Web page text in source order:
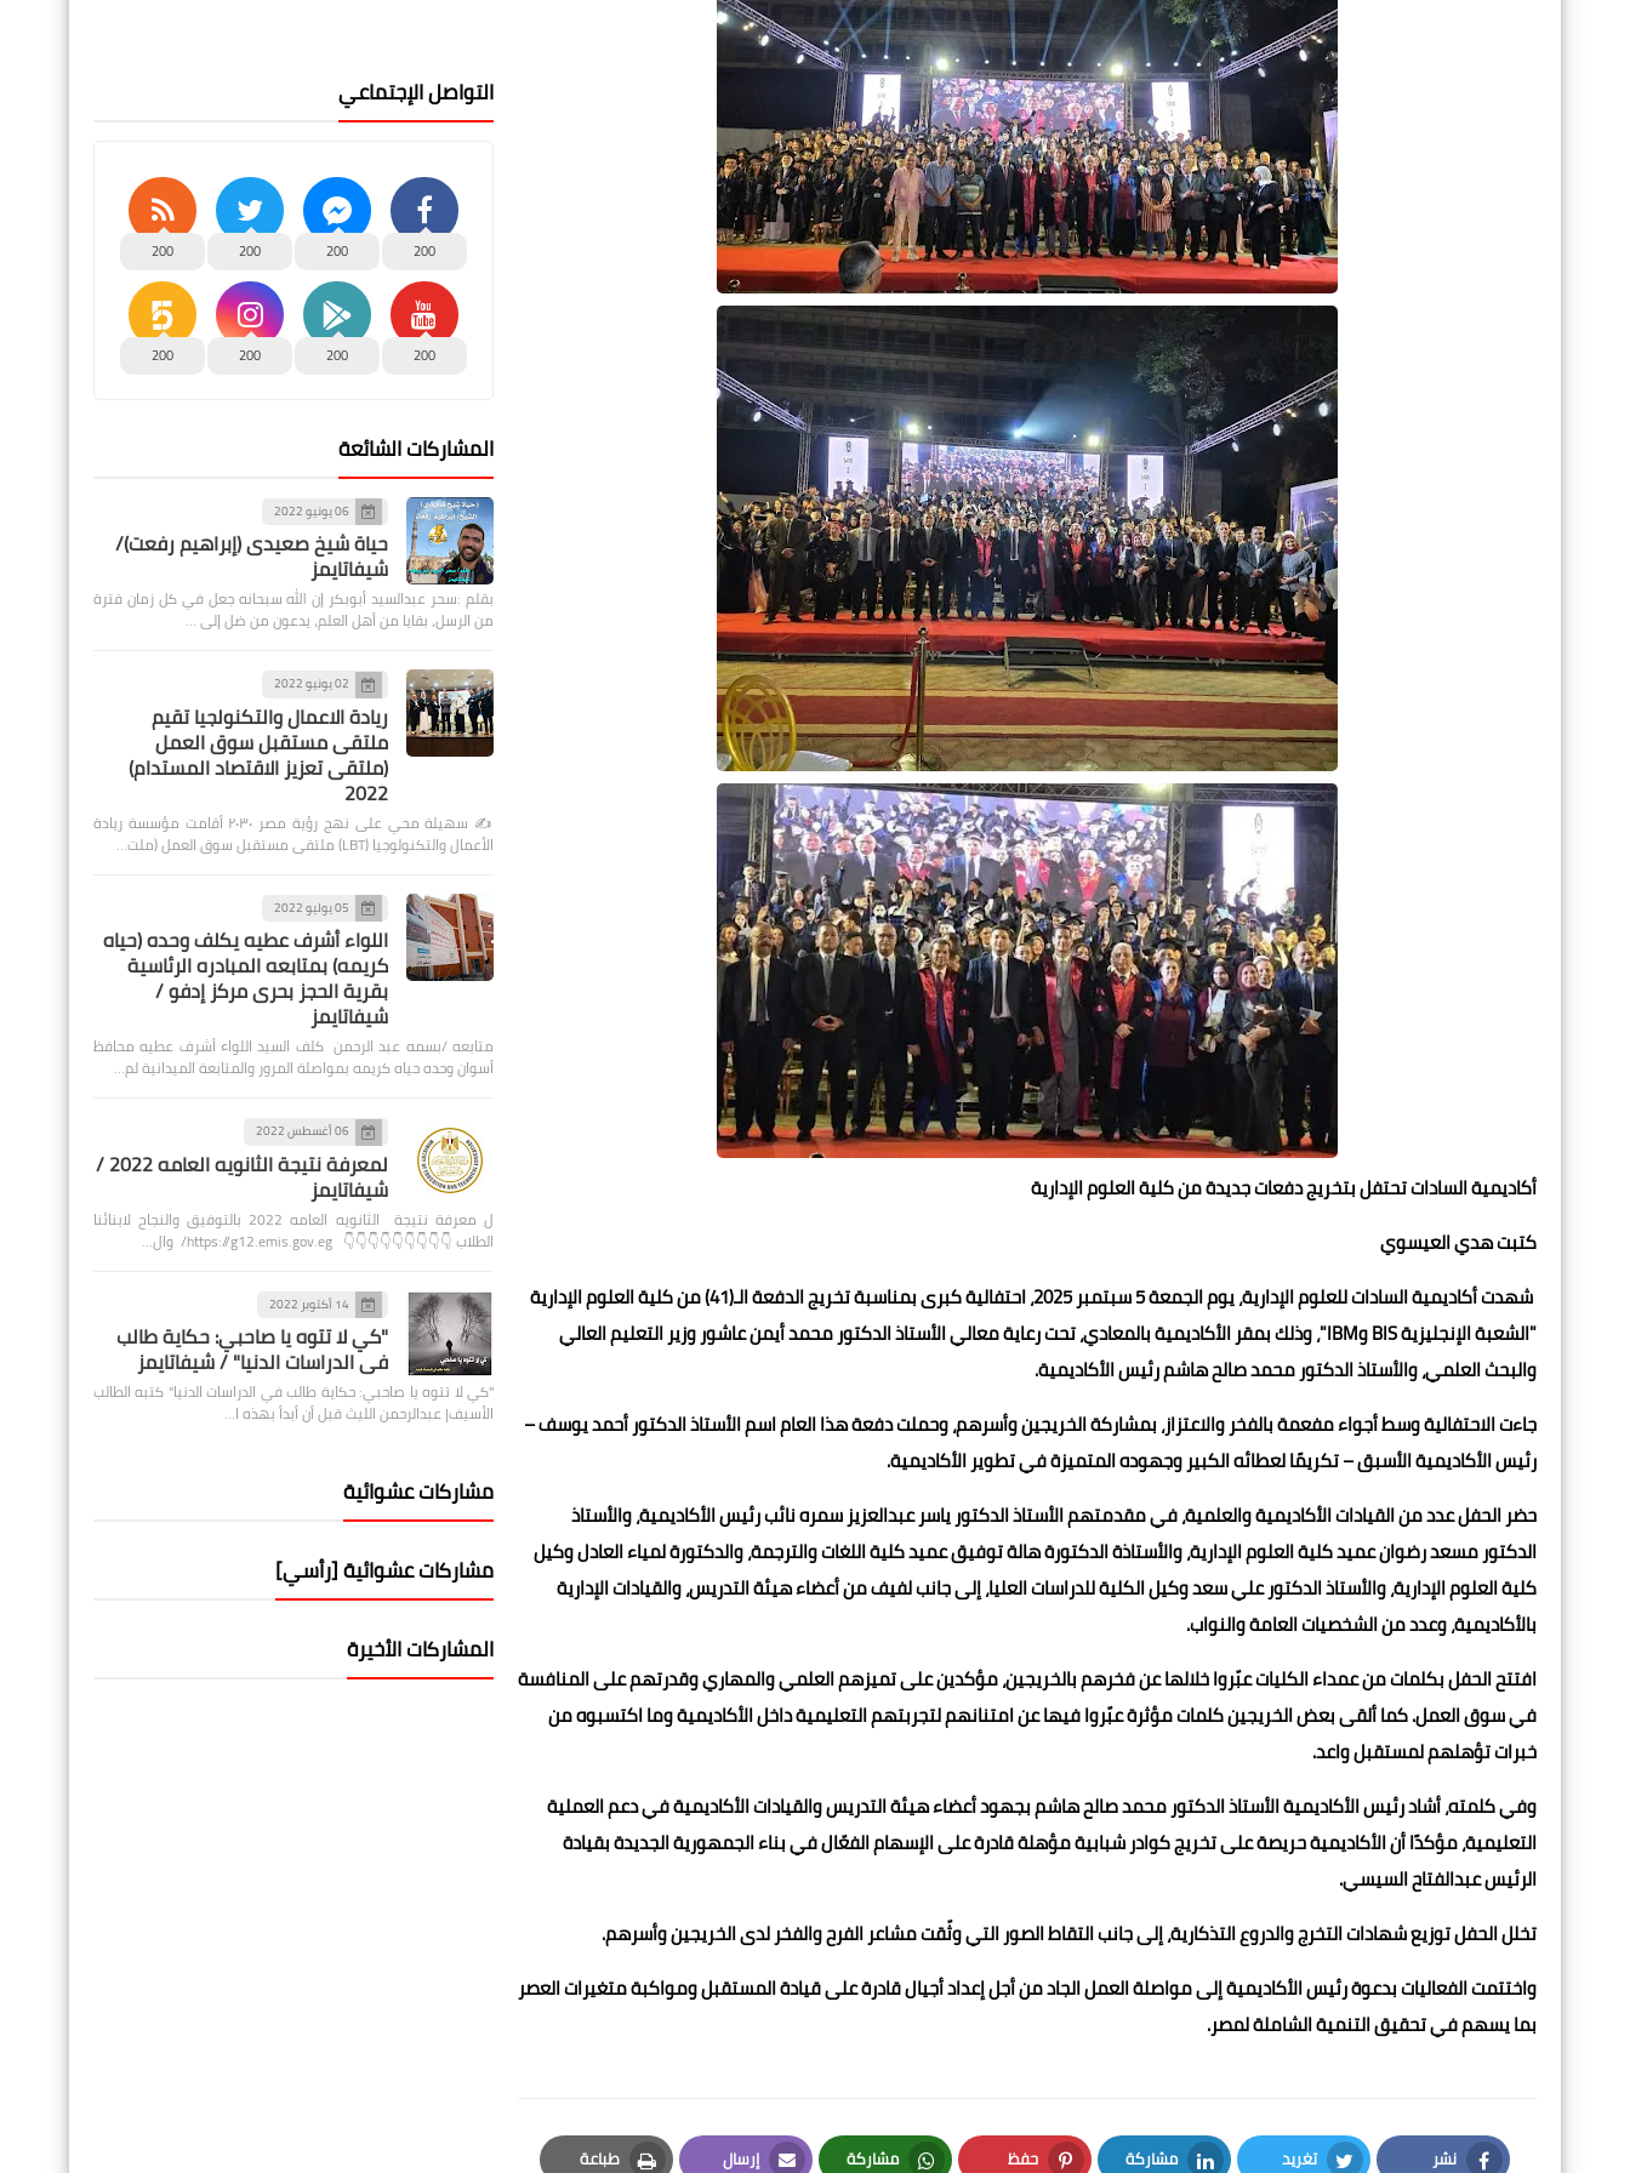
أكاديمية السادات تحتفل بتخريج دفعات جديدة من كلية العلوم الإدارية
كتبت هدي العيسوي
شهدت أكاديمية السادات للعلوم الإدارية، يوم الجمعة 5 سبتمبر 2025، احتفالية كبرى بمناسبة تخريج الدفعة الـ(41) من كلية العلوم الإدارية
"الشعبة الإنجليزية BIS وIBM"، وذلك بمقر الأكاديمية بالمعادي، تحت رعاية معالي الأستاذ الدكتور محمد أيمن عاشور وزير التعليم العالي
والبحث العلمي، والأستاذ الدكتور محمد صالح هاشم رئيس الأكاديمية.
جاءت الاحتفالية وسط أجواء مفعمة بالفخر والاعتزاز، بمشاركة الخريجين وأسرهم، وحملت دفعة هذا العام اسم الأستاذ الدكتور أحمد يوسف –
رئيس الأكاديمية الأسبق – تكريمًا لعطائه الكبير وجهوده المتميزة في تطوير الأكاديمية.
حضر الحفل عدد من القيادات الأكاديمية والعلمية، في مقدمتهم الأستاذ الدكتور ياسر عبدالعزيز سمره نائب رئيس الأكاديمية، والأستاذ
الدكتور مسعد رضوان عميد كلية العلوم الإدارية، والأستاذة الدكتورة هالة توفيق عميد كلية اللغات والترجمة، والدكتورة لمياء العادل وكيل
كلية العلوم الإدارية، والأستاذ الدكتور علي سعد وكيل الكلية للدراسات العليا، إلى جانب لفيف من أعضاء هيئة التدريس، والقيادات الإدارية
بالأكاديمية، وعدد من الشخصيات العامة والنواب.
افتتح الحفل بكلمات من عمداء الكليات عبّروا خلالها عن فخرهم بالخريجين، مؤكدين على تميزهم العلمي والمهاري وقدرتهم على المنافسة
في سوق العمل. كما ألقى بعض الخريجين كلمات مؤثرة عبّروا فيها عن امتنانهم لتجربتهم التعليمية داخل الأكاديمية وما اكتسبوه من
خبرات تؤهلهم لمستقبل واعد.
وفي كلمته، أشاد رئيس الأكاديمية الأستاذ الدكتور محمد صالح هاشم بجهود أعضاء هيئة التدريس والقيادات الأكاديمية في دعم العملية
التعليمية، مؤكدًا أن الأكاديمية حريصة على تخريج كوادر شبابية مؤهلة قادرة على الإسهام الفعّال في بناء الجمهورية الجديدة بقيادة
الرئيس عبدالفتاح السيسي.
تخلل الحفل توزيع شهادات التخرج والدروع التذكارية، إلى جانب التقاط الصور التي وثّقت مشاعر الفرح والفخر لدى الخريجين وأسرهم.
واختتمت الفعاليات بدعوة رئيس الأكاديمية إلى مواصلة العمل الجاد من أجل إعداد أجيال قادرة على قيادة المستقبل ومواكبة متغيرات العصر
بما يسهم في تحقيق التنمية الشاملة لمصر.
نشر تغريد مشاركة حفظ مشاركة إرسال طباعة
التواصل الإجتماعي
200
200
200
200
200
200
200
200
المشاركات الشائعة
06 يونيو 2022
حياة شيخ صعيدى (إبراهيم رفعت)/
شيفاتايمز
بقلم :سحر عبدالسيد أبوبكر إن الله سبحانه جعل في كل زمان فترة
من الرسل، بقايا من أهل العلم، يدعون من ضل إلى …
02 يونيو 2022
ريادة الاعمال والتكنولجيا تقيم
ملتقى مستقبل سوق العمل
(ملتقى تعزيز الاقتصاد المستدام)
2022
✍️ سهيلة محي على نهج رؤية مصر ٢٠٣٠ أقامت مؤسسة ريادة
الأعمال والتكنولوجيا (LBT) ملتقى مستقبل سوق العمل (ملت…
05 يوليو 2022
اللواء أشرف عطيه يكلف وحده (حياه
كريمه) بمتابعه المبادره الرئاسية
بقرية الحجز بحرى مركز إدفو /
شيفاتايمز
متابعه /بسمه عبد الرحمن كلف السيد اللواء أشرف عطيه محافظ
أسوان وحده حياه كريمه بمواصلة المرور والمتابعة الميدانية لم…
06 أغسطس 2022
لمعرفة نتيجة الثانويه العامه 2022 /
شيفاتايمز
ل معرفة نتيجة الثانويه العامه 2022 بالتوفيق والنجاح لابنائنا
الطلاب 👇👇👇👇👇👇👇👇👇 https://g12.emis.gov.eg/ وال…
14 أكتوبر 2022
"كي لا تتوه يا صاحبي: حكاية طالب
في الدراسات الدنيا" / شيفاتايمز
"كي لا تتوه يا صاحبي: حكاية طالب في الدراسات الدنيا" كتبه الطالب
الأسيف| عبدالرحمن الليث قبل أن أبدأ بهذه ا…
مشاركات عشوائية
مشاركات عشوائية [رأسي]
المشاركات الأخيرة